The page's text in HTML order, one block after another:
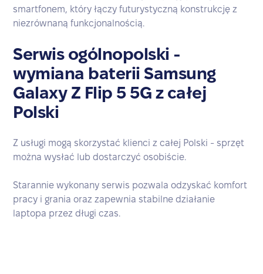
smartfonem, który łączy futurystyczną konstrukcję z
niezrównaną funkcjonalnością.
Serwis ogólnopolski -
wymiana baterii Samsung
Galaxy Z Flip 5 5G z całej
Polski
Z usługi mogą skorzystać klienci z całej Polski - sprzęt
można wysłać lub dostarczyć osobiście.
Starannie wykonany serwis pozwala odzyskać komfort
pracy i grania oraz zapewnia stabilne działanie
laptopa przez długi czas.